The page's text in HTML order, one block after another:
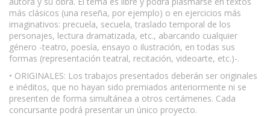
más clásicos (una reseña, por ejemplo) o en ejercicios más
imaginativos: precuela, secuela, traslado temporal de los
personajes, lectura dramatizada, etc., abarcando cualquier
género -teatro, poesía, ensayo o ilustración, en todas sus
formas (representación teatral, recitación, videoarte, etc.)-.
• ORIGINALES: Los trabajos presentados deberán ser originales
e inéditos, que no hayan sido premiados anteriormente ni se
presenten de forma simultánea a otros certámenes. Cada
concursante podrá presentar un único proyecto.